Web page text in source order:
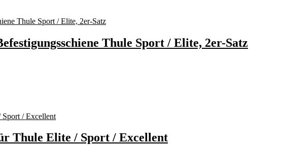
Thule Sport / Elite, 2er-Satz
Thule Elite / Sport / Excellent